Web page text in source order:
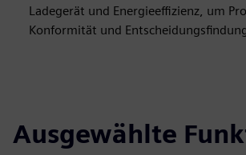
Ladegerät und Energieeffizienz, um
Konformität und
Ausgewählte